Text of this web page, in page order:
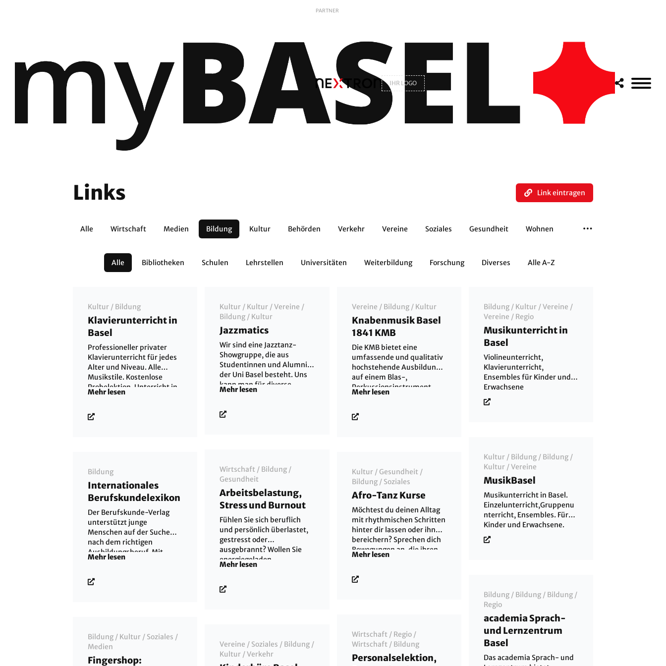
PARTNER
IHR LOGO
Links Link eintragen
Alle Wirtschaft Medien Bildung Kultur Behörden Verkehr Vereine Soziales Gesundheit Wohnen
Alle
Bibliotheken Schulen Lehrstellen Universitäten Weiterbildung Forschung Diverses Alle A-Z
Kultur / Bildung
Klavierunterricht in
Basel
Professioneller privater
Klavierunterricht für jedes
Alter und Niveau. Alle
Musikstile. Kostenlose
Probelektion. Unterricht in
Deutsch, Englisch und
Mehr lesen
Kultur / Kultur /Vereine /
Bildung / Kultur
Jazzmatics
Wir sind eine Jazztanz-
Showgruppe, die aus
Studentinnen und Alumni
der Uni Basel besteht. Uns
kann man für diverse
Anlässe buchen und wir
Tänzerinnen interessiert.
Mehr lesen
Vereine / Bildung/ Kultur
Knabenmusik Basel
1841 KMB
Die KMB bietet eine
umfassende und qualitativ
hochstehende Ausbildung
auf einem Blas-,
Perkussionsinstrument
oder der Basler Trommel.
jungen Menschen z.B. durch
Zusammenspiel und
Konzertauftritte. Infos 061
681 04 01
Mehr lesen
Bildung/ Kultur/Vereine /
Vereine / Regio
Musikunterricht in
Basel
Violineunterricht,
Klavierunterricht,
Ensembles für Kinder und
Erwachsene
Kultur/ Bildung/ Bildung/
Kultur/Vereine
MusikBasel
Musikunterricht in Basel.
Einzelunterricht,Gruppenu
nterricht, Ensembles. Für
Kinder und Erwachsene.
Wirtschaft / Bildung /
Gesundheit
Arbeitsbelastung,
Stress und Burnout
Fühlen Sie sich beruflich
und persönlich überlastet,
gestresst oder
ausgebrannt? Wollen Sie
energiegeladen,
konzentriert und mit
Aufgaben bewältigen? Mit
beruflichen und
persönlichen Belastungen
besser umzugehen, Stress
Mehr lesen
Bildung
Internationales
Berufskundelexikon
Der Berufskunde-Verlag
unterstützt junge
Menschen auf der Suche
nach dem richtigen
Ausbildungsberuf. Mit
Berufsbeschreibungen,
Kontaktadressen und
Mehr lesen
Kultur/Gesundheit/
Bildung/ Soziales
Afro-Tanz Kurse
Möchtest du deinen Alltag
mit rhythmischen Schritten
hinter dir lassen oder ihn
bereichern? Sprechen dich
Bewegungen an, die ihren
Ursprung in Afrika haben?
Tanzkurse und Workshops
Mehr lesen
Bildung/ Bildung/ Bildung/
Regio
academia Sprach-
und Lernzentrum
Basel
Das academia Sprach- und
Wirtschaft/ Regio/
Wirtschaft/ Bildung
Personalselektion,
Bildung / Kultur / Soziales /
Medien
Fingershop:
Vereine / Soziales / Bildung /
Kultur /Verkehr